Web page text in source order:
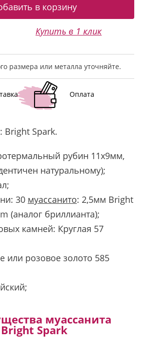
Купить в 1 клик
размера или металла уточняйте.
Оплата
Bright Spark.
рубин 11х9мм,
натуральному);
30 муассанито: 2,5мм Bright
(аналог бриллианта);
камней: Круглая 57
или розовое золото 585
муассанита
Bright Spark